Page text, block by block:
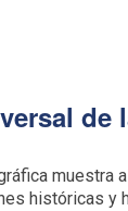
de
muestra
históricas y